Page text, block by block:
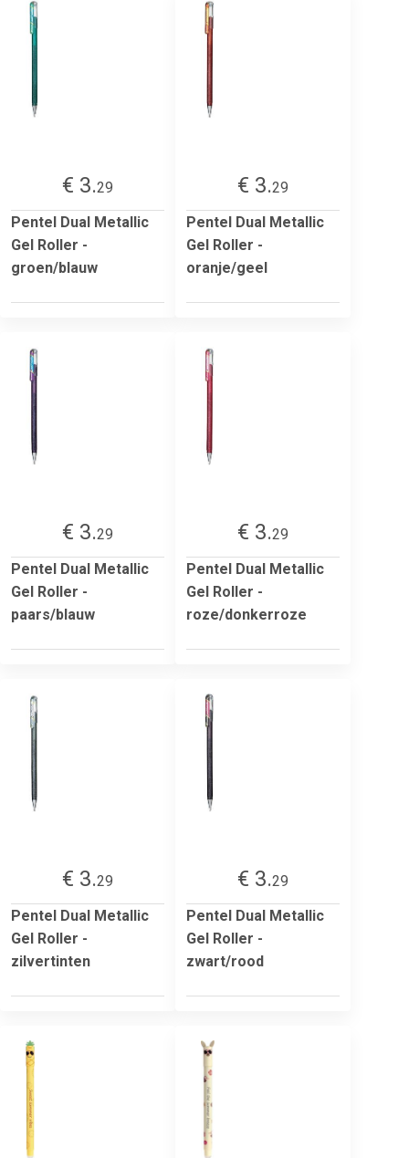
€ 3.29
Pentel Dual Metallic
Gel Roller -
groen/blauw
€ 3.29
Pentel Dual Metallic
Gel Roller -
oranje/geel
€ 3.29
Pentel Dual Metallic
Gel Roller -
paars/blauw
€ 3.29
Pentel Dual Metallic
Gel Roller -
roze/donkerroze
€ 3.29
Pentel Dual Metallic
Gel Roller -
zilvertinten
€ 3.29
Pentel Dual Metallic
Gel Roller -
zwart/rood